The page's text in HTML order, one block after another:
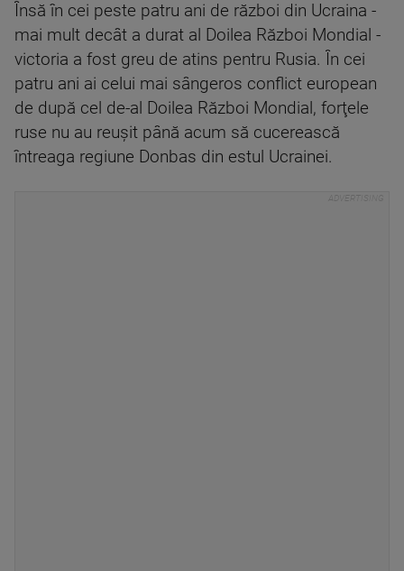
Însă în cei peste patru ani de război din Ucraina -
mai mult decât a durat al Doilea Război Mondial -
victoria a fost greu de atins pentru Rusia. În cei
patru ani ai celui mai sângeros conflict european
de după cel de-al Doilea Război Mondial, forţele
ruse nu au reuşit până acum să cucerească
întreaga regiune Donbas din estul Ucrainei.